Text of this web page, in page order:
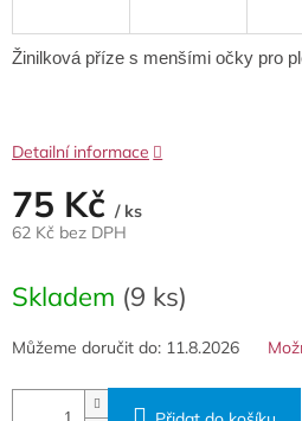
75 Kč / ks
62 Kč bez DPH
cena:
Skladem (9 ks)
Můžeme doručit do: 11.8.2026
Žinilková příze s menšími očky pro
Detailní informace